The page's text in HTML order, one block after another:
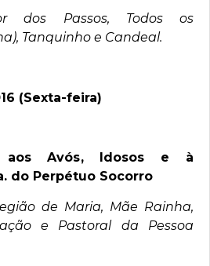
dos Passos, Todos os
Tanquinho e Candeal.
(Sexta-feira)
aos Avós, Idosos e à
do Perpétuo Socorro
de Maria, Mãe Rainha,
e Pastoral da Pessoa